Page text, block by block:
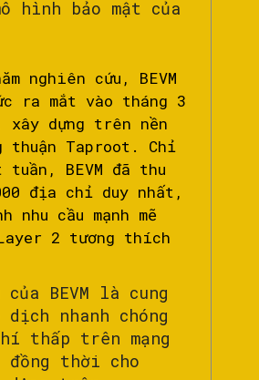
hình bảo mật của
nghiên cứu, BEVM
ra mắt vào tháng 3
xây dựng trên nền
thuận Taproot. Chỉ
tuần, BEVM đã thu
địa chỉ duy nhất,
nhu cầu mạnh mẽ
2 tương thích
BEVM là cung
nhanh chóng
thấp trên mạng
thời cho